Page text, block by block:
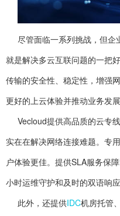
尽管面临一系列挑战，但企
就是解决多云互联问题的一把
传输的安全性、稳定性，增强
更好的上云体验并推动业务发展
Vecloud提供高品质的云专
实在在解决网络连接难题。专
户体验更佳。提供SLA服务保
小时运维守护和及时的双语响应
此外，还提供IDC机房托管、